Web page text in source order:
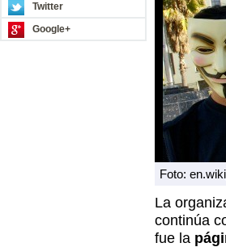
Twitter
Google+
Foto:
La
continúa
fue la